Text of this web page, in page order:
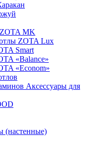
MK
ZOTA Lux
Smart
«Balance»
«Econom»
Аксессуары для
(настенные)